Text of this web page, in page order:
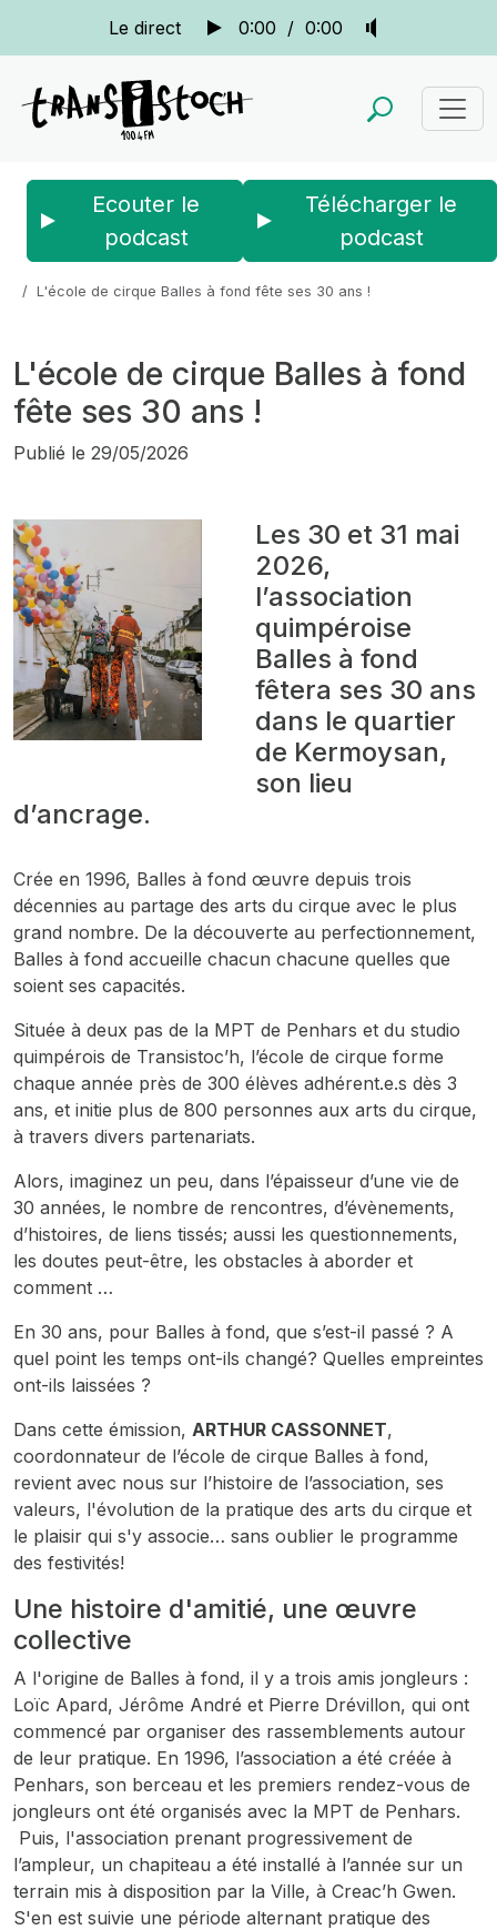
Le direct 0:00 / 0:00
Ecouter le
podcast
Télécharger le
podcast
L'école de cirque Balles à fond fête ses 30 ans !
L'école de cirque Balles à fond
fête ses 30 ans !
Publié le 29/05/2026
Les 30 et 31 mai
2026,
l’association
quimpéroise
Balles à fond
fêtera ses 30 ans
dans le quartier
de Kermoysan,
son lieu
d’ancrage.
Crée en 1996, Balles à fond œuvre depuis trois
décennies au partage des arts du cirque avec le plus
grand nombre. De la découverte au perfectionnement,
Balles à fond accueille chacun chacune quelles que
soient ses capacités.
Située à deux pas de la MPT de Penhars et du studio
quimpérois de Transistoc’h, l’école de cirque forme
chaque année près de 300 élèves adhérent.e.s dès 3
ans, et initie plus de 800 personnes aux arts du cirque,
à travers divers partenariats.
Alors, imaginez un peu, dans l’épaisseur d’une vie de
30 années, le nombre de rencontres, d’évènements,
d’histoires, de liens tissés; aussi les questionnements,
les doutes peut-être, les obstacles à aborder et
comment …
En 30 ans, pour Balles à fond, que s’est-il passé ? A
quel point les temps ont-ils changé? Quelles empreintes
ont-ils laissées ?
Dans cette émission, ARTHUR CASSONNET,
coordonnateur de l’école de cirque Balles à fond,
revient avec nous sur l’histoire de l’association, ses
valeurs, l'évolution de la pratique des arts du cirque et
le plaisir qui s'y associe… sans oublier le programme
des festivités!
Une histoire d'amitié, une œuvre
collective
A l'origine de Balles à fond, il y a trois amis jongleurs :
Loïc Apard, Jérôme André et Pierre Drévillon, qui ont
commencé par organiser des rassemblements autour
de leur pratique. En 1996, l’association a été créée à
Penhars, son berceau et les premiers rendez-vous de
jongleurs ont été organisés avec la MPT de Penhars.
Puis, l'association prenant progressivement de
l’ampleur, un chapiteau a été installé à l’année sur un
terrain mis à disposition par la Ville, à Creac’h Gwen.
S'en est suivie une période alternant pratique des